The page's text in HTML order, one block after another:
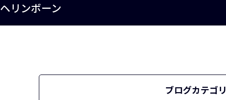
ヘリンボーン
ブログカテゴリ